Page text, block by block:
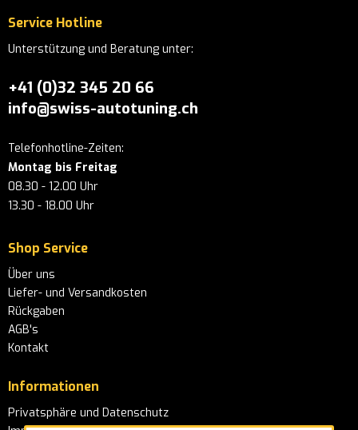
Service Hotline
Unterstützung und Beratung unter:
+41 (0)32 345 20 66
info@swiss-autotuning.ch
Telefonhotline-Zeiten:
Montag bis Freitag
08.30 - 12.00 Uhr
13.30 - 18.00 Uhr
Shop Service
Über uns
Liefer- und Versandkosten
Rückgaben
AGB's
Kontakt
Informationen
Privatsphäre und Datenschutz